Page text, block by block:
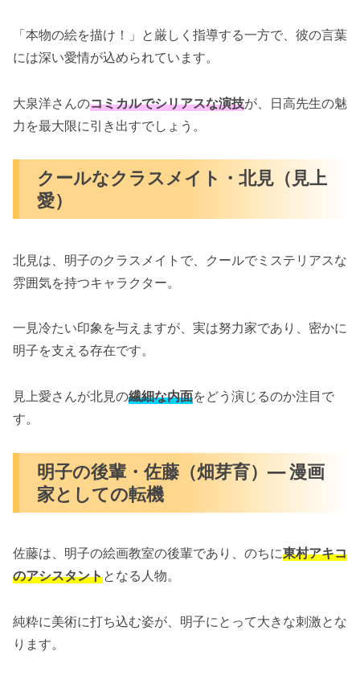
「本物の絵を描け！」と厳しく指導する一方で、彼の言葉
には深い愛情が込められています。
大泉洋さんのコミカルでシリアスな演技が、日高先生の魅
力を最大限に引き出すでしょう。
クールなクラスメイト・北見（見上
愛）
北見は、明子のクラスメイトで、クールでミステリアスな
雰囲気を持つキャラクター。
一見冷たい印象を与えますが、実は努力家であり、密かに
明子を支える存在です。
見上愛さんが北見の繊細な内面をどう演じるのか注目で
す。
明子の後輩・佐藤（畑芽育）— 漫画
家としての転機
佐藤は、明子の絵画教室の後輩であり、のちに東村アキコ
のアシスタントとなる人物。
純粋に美術に打ち込む姿が、明子にとって大きな刺激とな
ります。